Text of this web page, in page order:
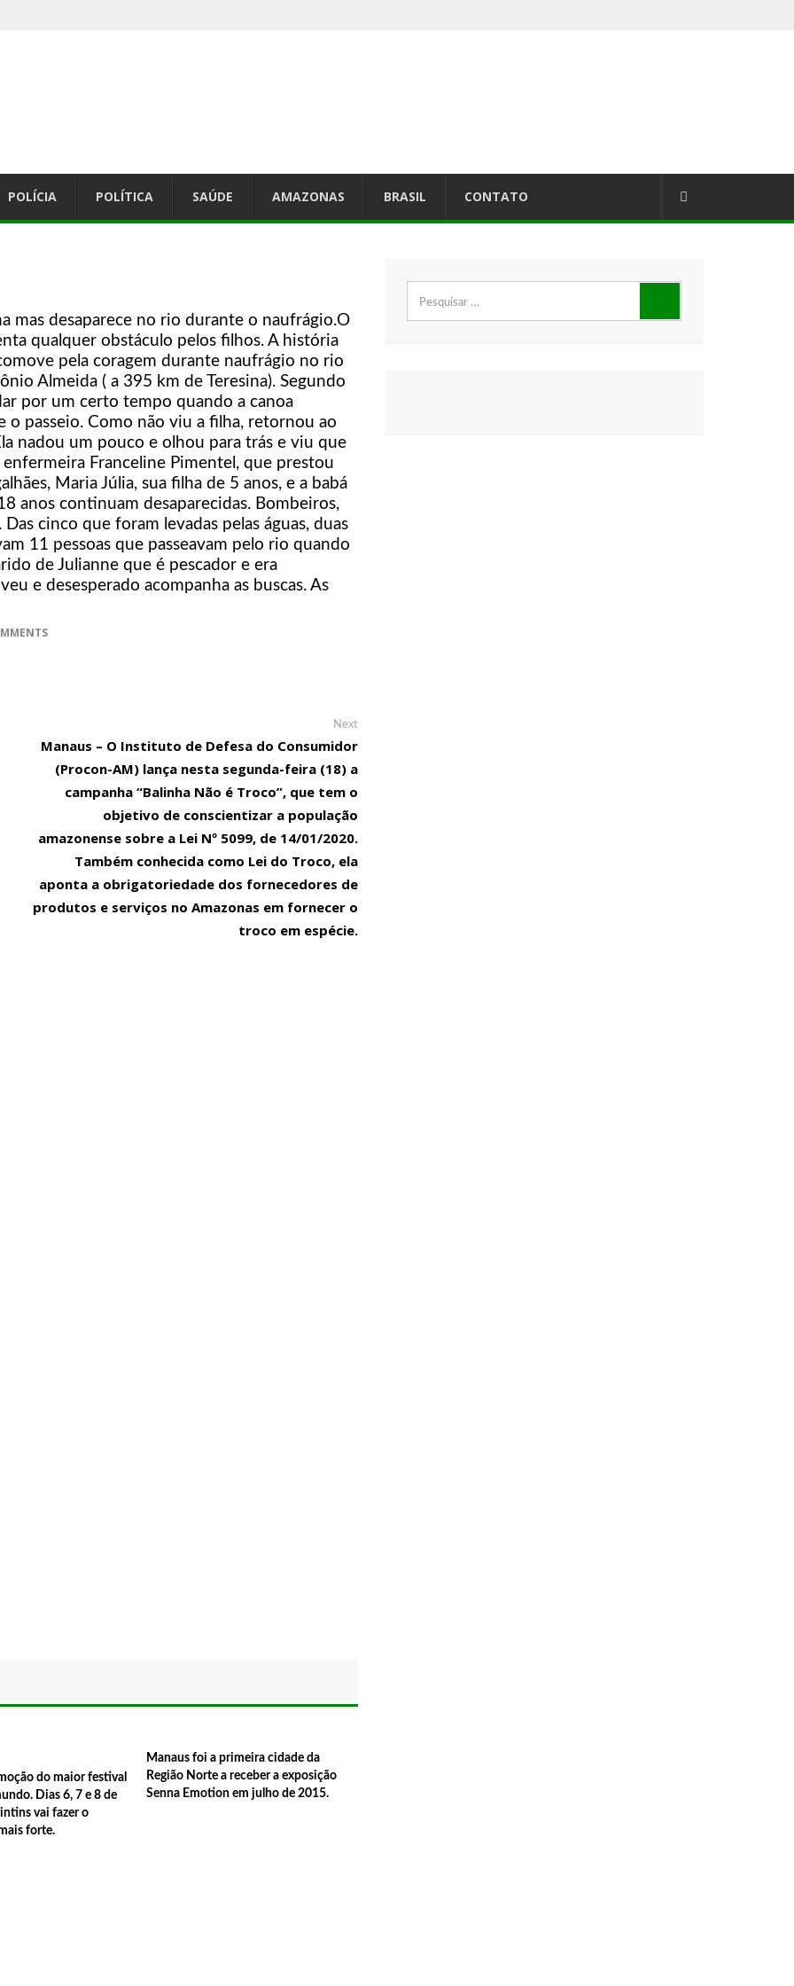
da Marquês de Sapucaí.
Knapp, a voz suave da Jovem Guarda da dupla Leno & Lilian
Nova dia 04/03/25
do Boi bumba Garantido.
é condenado a pagar multa.
de informática do Instituto IMF.
NOVA T3.
de prisioneiros soltos em trocas de reféns com Hamas.
Flamengo x Vasco em LED
BOX DIA 28 FR FEVEREIRO AS 21H NO STUDIO 5 EM MANAUS.
‘Somos incompatíveis.
noivado com Matteus Amaral — o gaúcho postou o mesmo
aviões da FAB no Amazonas dois civis suspeitos de
de Washington
franceses durante a tarde.
empresário que espancou o sambista Paulo Onça.
briga de trânsito na Zona Oeste de Manaus.
em área de mata na rodovia AM-352
em Manaus.
no ‘Fuxico’ em Manaus.
no ‘Fuxico’ em Manaus.
testemunhas e nova sessão será marcada.
matar homem durante resgate no AM
da ilha da Magia.
pessoas por tentativa de golpe de Estado e organização
Gerais.
de morte advogado em Manaus
Lima recepciona presidente dos Estados Unidos, Joe Biden
Corregedores e Fórum Fundiário Nacional.
do novo DVD/Blu-ray da artista mais escutada do país,
se deu neste último sábado 16/11 para mais de 30 mil
de combustíveis de Manaus antes do crime
no dia 8 de novembro, em Manacapuru.
Azevedo na Expo Manacá 2024 Evento acontece nos dias 6
em Manaus neste sabado dia 19/10
em porto de Manacapuru são retomadas.
Manacapuru, nesta segunda-feira (07/10)
POLÍCIA POLÍTICA SAÚDE AMAZONAS BRASIL CONTATO
mas desaparece no rio durante o naufrágio.O
qualquer obstáculo pelos filhos. A história
pela coragem durante naufrágio no rio
Almeida ( a 395 km de Teresina). Segundo
por um certo tempo quando a canoa
passeio. Como não viu a filha, retornou ao
nadou um pouco e olhou para trás e viu que
Franceline Pimentel, que prestou
Maria Júlia, sua filha de 5 anos, e a babá
anos continuam desaparecidas. Bombeiros,
cinco que foram levadas pelas águas, duas
11 pessoas que passeavam pelo rio quando
de Julianne que é pescador e era
e desesperado acompanha as buscas. As
NextNext
Manaus – O Instituto de Defesa do Consumidor
(Procon-AM) lança nesta segunda-feira (18) a
campanha “Balinha Não é Troco”, que tem o
objetivo de conscientizar a população
amazonense sobre a Lei Nº 5099, de 14/01/2020.
Também conhecida como Lei do Troco, ela
aponta a obrigatoriedade dos fornecedores de
produtos e serviços no Amazonas em fornecer o
troco em espécie.
do maior festival
Dias 6, 7 e 8 de
vai fazer o
forte.
Manaus foi a primeira cidade da
Região Norte a receber a exposição
Senna Emotion em julho de 2015.
por: